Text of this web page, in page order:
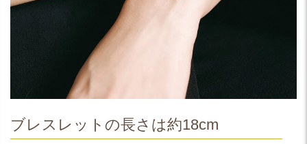
ブレスレットの長さは約18cm